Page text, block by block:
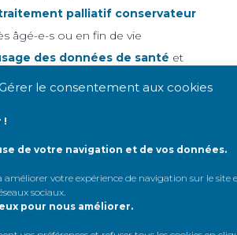
le consentement aux cookies
!
de votre navigation et de vos données.
améliorer votre expérience de navigation sur le
sociaux.
pour nous améliorer.
palliatif conservateur
âgé-e-s ou en fin de vie
des données de santé et
des connaissances, de démocratie
la qualité des soins et garantir la
pratiques et à une coordination
de ces propositions. Le constat est
la stabilisation du nombre de